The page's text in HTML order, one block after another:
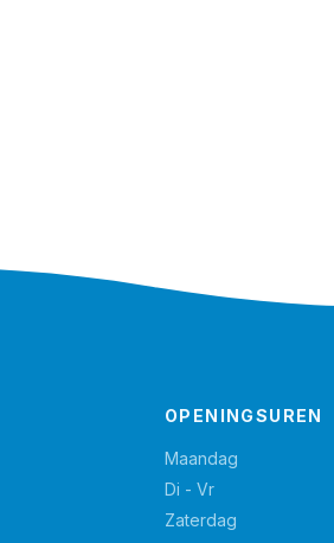
OPENINGSUREN
Maandag
Di - Vr
Zaterdag